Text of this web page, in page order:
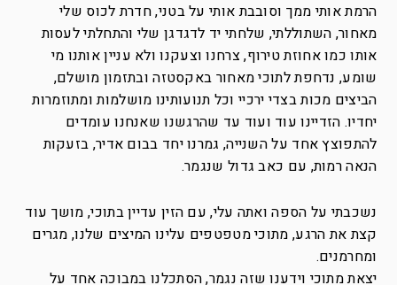
הרמת אותי ממך וסובבת אותי על בטני, חדרת לכוס שלי
מאחור, השתוללתי, שלחתי יד לדגדגן שלי והתחלתי לעסות
אותו כמו אחוזת טירוף, צרחנו וצעקנו ולא עניין אותנו מי
שומע, נדחפת לתוכי מאחור באקסטזה ובתזמון מושלם,
הביצים מכות בצדי ירכיי וכל תנועותינו מושלמות ומתוזמרות
יחדיו. הזדיינו עוד ועוד עד שהרגשנו שאנחנו עומדים
להתפוצץ אחד על השנייה, גמרנו יחד בבום אדיר, בזעקות
הנאה רמות, עם כאב גדול שנגמר.
נשכבתי על הספה ואתה עלי, עם הזין עדיין בתוכי, מושך עוד
קצת את הרגע, מתוכי מטפטפים עלינו המיצים שלנו, מגרים
ומחרמנים.
יצאת מתוכי וידענו שזה נגמר, הסתכלנו במבוכה אחד על